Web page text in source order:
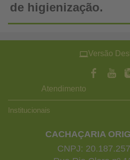
de higienização.
Versão
Atendimento
Institucionais
CACHAÇARIA
CNPJ: